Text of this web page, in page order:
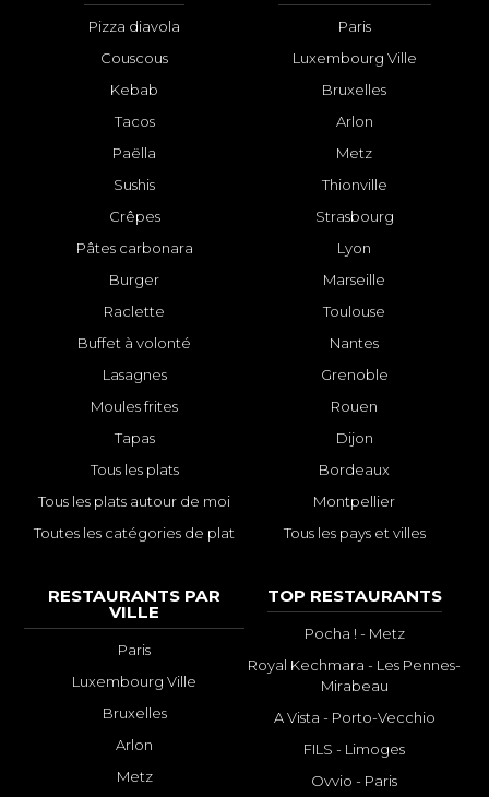
Pizza diavola
Couscous
Kebab
Tacos
Paëlla
Sushis
Crêpes
Pâtes carbonara
Burger
Raclette
Buffet à volonté
Lasagnes
Moules frites
Tapas
Tous les plats
Tous les plats autour de moi
Toutes les catégories de plat
Paris
Luxembourg Ville
Bruxelles
Arlon
Metz
Thionville
Strasbourg
Lyon
Marseille
Toulouse
Nantes
Grenoble
Rouen
Dijon
Bordeaux
Montpellier
Tous les pays et villes
RESTAURANTS PAR
VILLE
Paris
Luxembourg Ville
Bruxelles
Arlon
Metz
TOP RESTAURANTS
Pocha ! - Metz
Royal Kechmara - Les Pennes-
Mirabeau
A Vista - Porto-Vecchio
FILS - Limoges
Ovvio - Paris